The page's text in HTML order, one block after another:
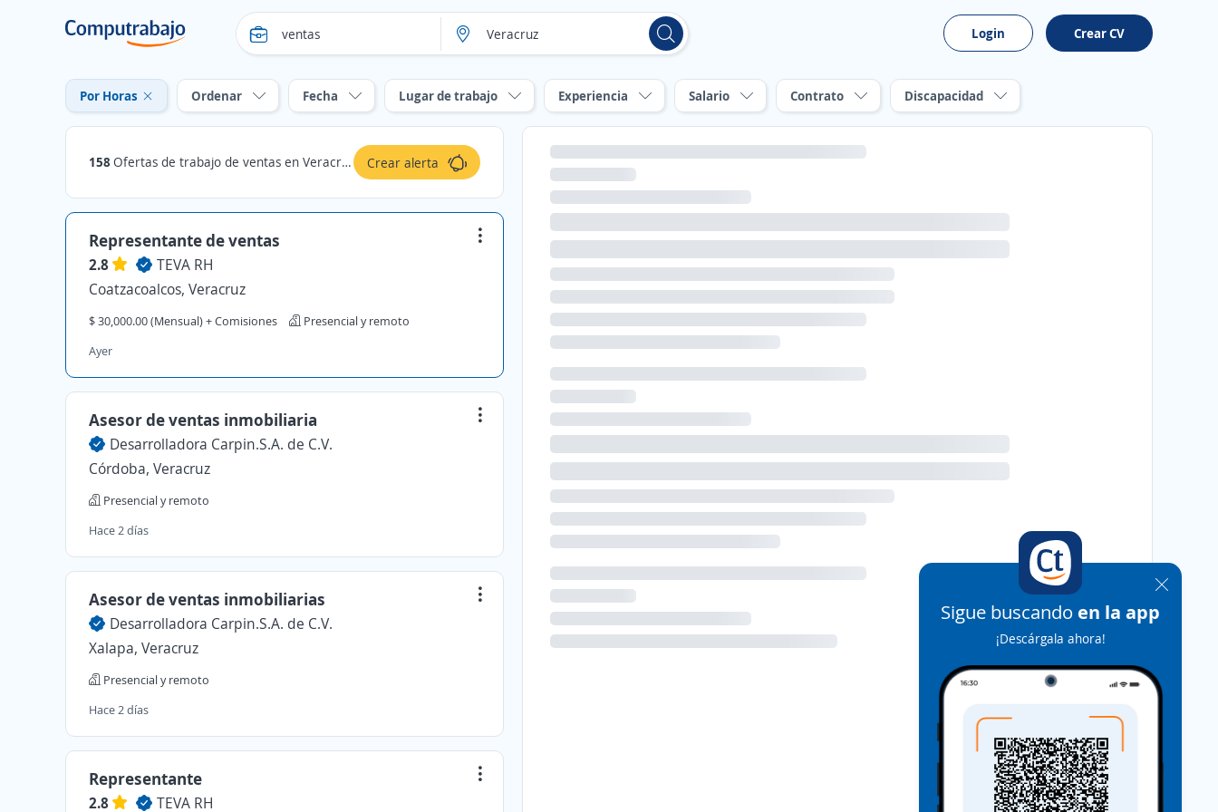
Login Crear CV
Por Horas Ordenar Fecha Lugar de trabajo Experiencia Salario Contrato Discapacidad
158 Ofertas de trabajo de ventas en Veracruz: Por Horas Crear alerta
Representante de ventas
2.8
TEVA RH
Coatzacoalcos, Veracruz
$ 30,000.00 (Mensual) + Comisiones
Presencial y remoto
Ayer
Asesor de ventas inmobiliaria
Desarrolladora Carpin.S.A. de C.V.
Córdoba, Veracruz
Presencial y remoto
Hace 2 días
Asesor de ventas inmobiliarias
Desarrolladora Carpin.S.A. de C.V.
Xalapa, Veracruz
Presencial y remoto
Hace 2 días
Representante
2.8 TEVA RH
Sigue buscando en la app
¡Descárgala ahora!